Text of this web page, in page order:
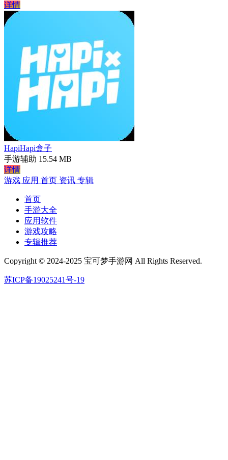
详情
HapiHapi盒子
手游辅助 15.54 MB
详情
游戏 应用 首页 资讯 专辑
首页
手游大全
应用软件
游戏攻略
专辑推荐
Copyright © 2024-2025 宝可梦手游网 All Rights Reserved.
苏ICP备19025241号-19